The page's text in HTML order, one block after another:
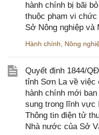
hành chính bị bãi
thuộc phạm vi
Sở Nông nghiệp và
Hành chính Nông
Quyết định 1844/
tỉnh Sơn La về việc
hành chính mới
sung trong lĩnh vực
Thông tin điện tử
Nhà nước của Sở